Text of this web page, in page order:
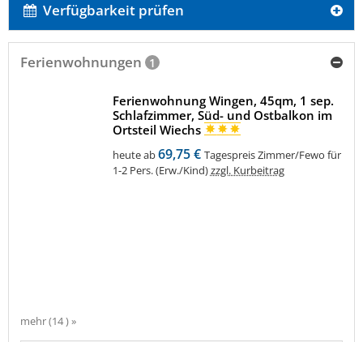
Verfügbarkeit prüfen
Ferienwohnungen 1
mehr (14 ) »
Ferienwohnung Wingen, 45qm, 1 sep.
Schlafzimmer, Süd- und Ostbalkon im
Ortsteil Wiechs
heute ab69,75 € Tagespreis Zimmer/Fewo für
1-2 Pers. (Erw./Kind)zzgl. Kurbeitrag